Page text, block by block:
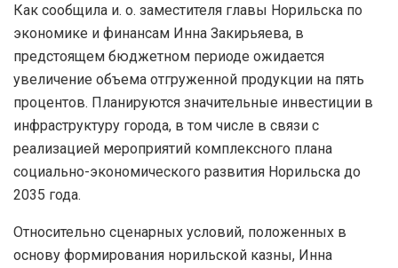
Как сообщила и. о. заместителя главы Норильска по
экономике и финансам Инна Закирьяева, в
предстоящем бюджетном периоде ожидается
увеличение объема отгруженной продукции на пять
процентов. Планируются значительные инвестиции в
инфраструктуру города, в том числе в связи с
реализацией мероприятий комплексного плана
социально-экономического развития Норильска до
2035 года.
Относительно сценарных условий, положенных в
основу формирования норильской казны, Инна